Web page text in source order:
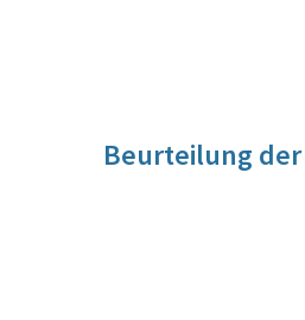
Beurteilung